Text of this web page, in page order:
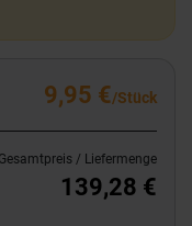
9,95 €/Stück
Gesamtpreis / Liefermenge
139,28 €